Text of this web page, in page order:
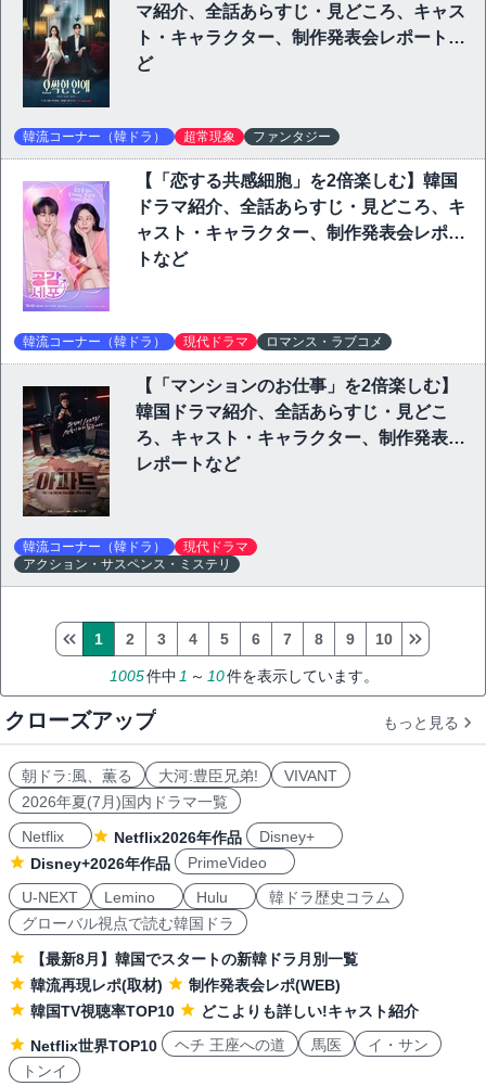
マ紹介、全話あらすじ・見どころ、キャス
ト・キャラクター、制作発表会レポートな
ど
韓流コーナー（韓ドラ） 超常現象 ファンタジー
【「恋する共感細胞」を2倍楽しむ】韓国
ドラマ紹介、全話あらすじ・見どころ、キ
ャスト・キャラクター、制作発表会レポー
トなど
韓流コーナー（韓ドラ） 現代ドラマ ロマンス・ラブコメ
【「マンションのお仕事」を2倍楽しむ】
韓国ドラマ紹介、全話あらすじ・見どこ
ろ、キャスト・キャラクター、制作発表会
レポートなど
韓流コーナー（韓ドラ）
現代ドラマ
アクション・サスペンス・ミステリ
1005件中 1 ～ 10件を表示しています。
1 2 3 4 5 6 7 8 9 10
クローズアップ もっと見る
朝ドラ:風、薫る 大河:豊臣兄弟!
VIVANT
2026年夏(7月)国内ドラマ一覧
Netflix
Netflix2026年作品
Disney+
Disney+2026年作品
PrimeVideo
U-NEXT
Lemino Hulu
韓ドラ歴史コラム
グローバル視点で読む韓国ドラ
【最新8月】韓国でスタートの新韓ドラ月別一覧
韓流再現レポ(取材)
制作発表会レポ(WEB)
韓国TV視聴率TOP10
どこよりも詳しい!キャスト紹介
Netflix世界TOP10
ヘチ 王座への道 馬医
イ・サン
トンイ